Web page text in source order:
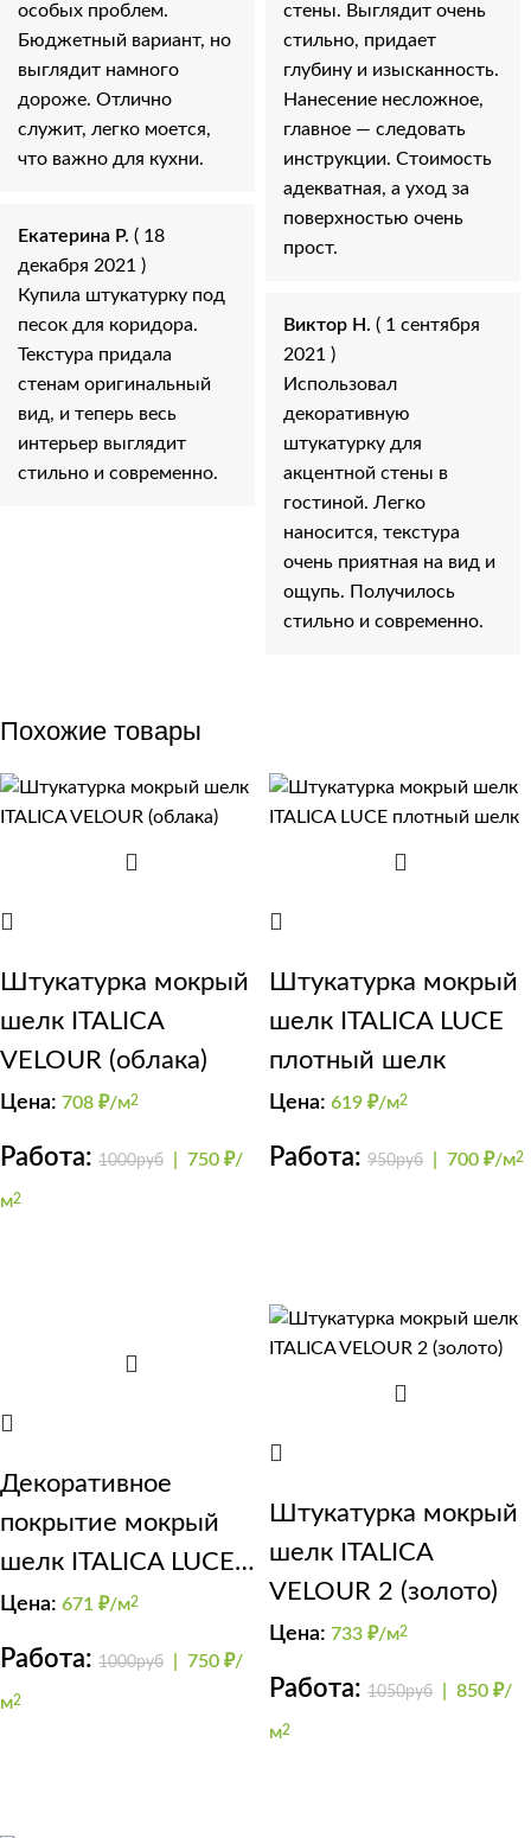
особых проблем.
Бюджетный вариант, но
выглядит намного
дороже. Отлично
служит, легко моется,
что важно для кухни.
Екатерина Р. ( 18
декабря 2021 )
Купила штукатурку под
песок для коридора.
Текстура придала
стенам оригинальный
вид, и теперь весь
интерьер выглядит
стильно и современно.
стены. Выглядит очень
стильно, придает
глубину и изысканность.
Нанесение несложное,
главное — следовать
инструкции. Стоимость
адекватная, а уход за
поверхностью очень
прост.
Виктор Н. ( 1 сентября
2021 )
Использовал
декоративную
штукатурку для
акцентной стены в
гостиной. Легко
наносится, текстура
очень приятная на вид и
ощупь. Получилось
стильно и современно.
Похожие товары
Штукатурка мокрый
шелк ITALICA
VELOUR (облака)
Цена: 708 ₽/м2
Работа: 1000руб 750 ₽/
м2
Штукатурка мокрый
шелк ITALICA LUCE
плотный шелк
Цена: 619 ₽/м2
Работа: 950руб 700 ₽/м2
Декоративное
покрытие мокрый
шелк ITALICA LUCE
(кельма)
Цена: 671 ₽/м2
Работа: 1000руб 750 ₽/
м2
Штукатурка мокрый
шелк ITALICA
VELOUR 2 (золото)
Цена: 733 ₽/м2
Работа: 1050руб 850 ₽/
м2